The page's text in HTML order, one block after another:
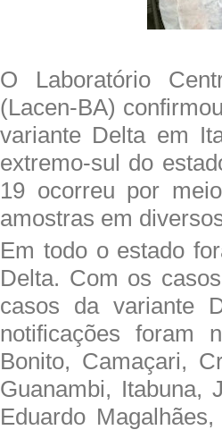
O Laboratório
(Lacen-BA)
variante Delta em
extremo-sul do
19 ocorreu por
amostras em
Em todo o estado
Delta. Com os
casos da variante
notificações foram
Bonito, Camaçari,
Guanambi, Itabuna,
Eduardo